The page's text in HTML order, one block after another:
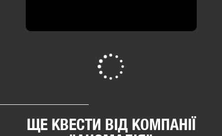
від 1100 грн
ПЕРЕГЛЯНУТИ ВСІ
ЩЕ КВЕСТИ ВІД КОМПАНІЇ